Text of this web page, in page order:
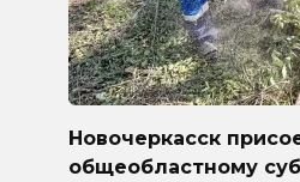
Новочеркасск
общеобластному